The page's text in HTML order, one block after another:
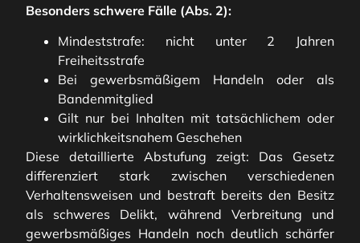
Besonders schwere Fälle (Abs. 2):
Mindeststrafe: nicht unter 2 Jahren
Freiheitsstrafe
Bei gewerbsmäßigem Handeln oder als
Bandenmitglied
Gilt nur bei Inhalten mit tatsächlichem oder
wirklichkeitsnahem Geschehen
Diese detaillierte Abstufung zeigt: Das Gesetz
differenziert stark zwischen verschiedenen
Verhaltensweisen und bestraft bereits den Besitz
als schweres Delikt, während Verbreitung und
gewerbsmäßiges Handeln noch deutlich schärfer